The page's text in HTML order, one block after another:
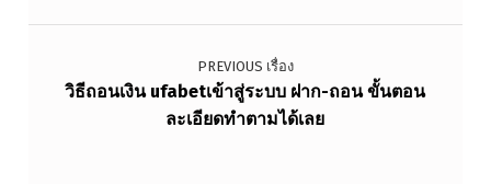
แนะแนวเรื่อง
PREVIOUS เรื่อง
วิธีถอนเงิน ufabetเข้าสู่ระบบ ฝาก-ถอน ขั้นตอน
ละเอียดทำตามได้เลย